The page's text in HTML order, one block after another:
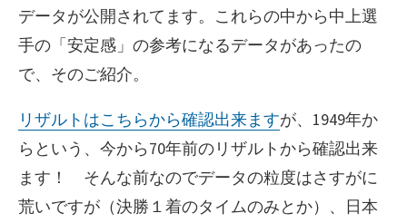
データが公開されてます。これらの中から中上選
手の「安定感」の参考になるデータがあったの
で、そのご紹介。
リザルトはこちらから確認出来ますが、1949年か
らという、今から70年前のリザルトから確認出来
ます！ そんな前なのでデータの粒度はさすがに
荒いですが（決勝１着のタイムのみとか）、日本